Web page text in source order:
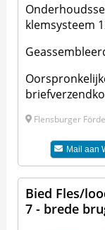
klemsysteem
Flensburger Förde
Mail aan
Bied Fles/
7 - brede